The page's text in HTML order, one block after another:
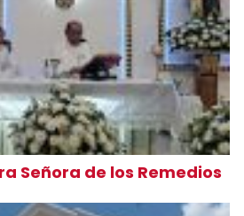
Señora de los Remedios